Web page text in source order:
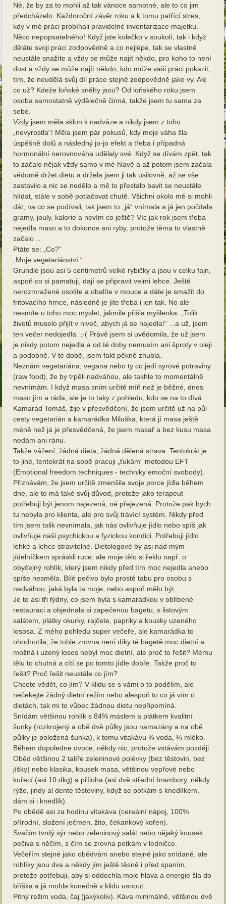
Né, že by za to mohli až tak vánoce samotné, ale to co jim
předcházelo. Každoroční závěr roku a k tomu patřící stres,
kdy v mé práci probíhali pravidelné inventarizace majetku.
Něco nepopsatelného! Když jste kolečko v soukolí, tak i když
děláte svoji práci zodpovědně a co nejlépe, tak se vlastně
neustále snažíte a vždy se může najít někdo, pro koho to není
dost a vždy se může najít někdo, kdo může vaši práci pokazit,
tím, že neudělá svůj díl práce stejně zodpovědně jako vy. Ale
co už? Kdeže loňské sněhy jsou? Od loňského roku jsem
osoba samostatně výdělečně činná, takže jsem tu sama za
sebe.
Vždy jsem měla sklon k nadváze a nikdy jsem z toho
„nevyrostla“! Měla jsem pár pokusů, kdy moje váha šla
úspěšně dolů a následný jo-jo efekt a třeba i případná
hormonální nerovnováha udělaly své. Když se dívám zpět, tak
to začalo nějak vždy samo v mé hlavě a až potom jsem začala
vědomě držet dietu a držela jsem ji tak usilovně, až se vše
zastavilo a nic se nedělo a mě to přestalo bavit se neustále
hlídat, stále v sobě potlačovat chutě. Všichni okolo mě si mohli
dát, na co se podívali, tak jsem to „já“ vnímala a já jen počítala
gramy, jouly, kalorie a nevím co ještě? Víc jak rok jsem třeba
nejedla maso a to dokonce ani ryby, protože těma to vlastně
začalo…
Ptáte se: „Co?“
„Moje vegetariánství.“
Grundle jsou asi 5 centimetrů velké rybičky a jsou v celku fajn,
aspoň co si pamatuji, dají se připravit velmi lehce. Ještě
nerozmražené osolíte a obalíte v mouce a dáte je smažit do
fritovacího hrnce, následně je jíte třeba i jen tak. No ale
nesmíte u toho moc myslet, jakmile přišla myšlenka: „Tolik
životů muselo přijít v niveč, abych já se najedla!“ ...a už, jsem
ten večer nedojedla. ;-( Právě jsem si uvědomila, že už jsem
je nikdy potom nejedla a od té doby nemusím ani šproty v oleji
a podobně. V té době, jsem fakt pěkně zhubla.
Neznám vegetariána, vegana nebo ty co jedí syrové potraviny
(raw food), že by trpěli nadváhou, ale takhle to momentálně
nevnímám. I když masa sním určitě míň než je běžné, dnes
maso jím a ráda, ale je to taky z pohledu, kdo se na to dívá.
Kamarád Tomáš, žije v přesvědčení, že jsem určitě už na půl
cesty vegetarián a kamarádka Miluška, která jí masa ještě
méně než já je přesvědčená, že jsem masař a bez kusu masa
nedám ani ránu.
Takže vážení, žádná dieta, žádná dělená strava. Tentokrát je
to jiné, tentokrát na sobě pracuji „ťukám“ metodou EFT
(Emotional freedom techniques - techniky emoční svobody).
Přiznávám, že jsem určitě zmenšila svoje porce jídla během
dne, ale to má také svůj důvod, protože jako terapeut
potřebuji být jenom najezená, né přejezená. Protože pak bych
tu nebyla pro klienta, ale pro svůj trávící systém. Nikdy před
tím jsem tolik nevnímala, jak nás ovlivňuje jídlo nebo spíš jak
ovlivňuje naši psychickou a fyzickou kondici. Potřebuji jídlo
lehké a lehce stravitelné. Dietologové by asi nad mým
jídelníčkem spráskli ruce, ale moje tělo si řeklo např. o
obyčejný rohlík, který jsem nikdy před tím moc nejedla anebo
spíše nesměla. Bílé pečivo bylo prostě tabu pro osobu s
nadváhou, jaká byla ta moje, nebo aspoň mělo být.
Je to asi tři týdny, co jsem byla s kamarádkou v oblíbené
restauraci a objednala si zapečenou bagetu, s listovým
salátem, plátky okurky, rajčete, papriky a kousky uzeného
lososa. Z mého pohledu super večeře, ale kamarádka to
ohodnotila, že tohle zrovna není díky té bagetě moc dietní a
možná i uzený losos nebyl moc dietní, ale proč to řešit? Mému
tělu to chutná a cítí se po tomto jídle dobře. Takže proč to
řešit? Proč řešit neustále co jím?
Chcete vědět, co jím? V klidu se s vámi o to podělím, ale
nečekejte žádný dietní režim nebo alespoň to co já vím o
dietách, tak mi to vůbec žádnou dietu nepřipomíná.
Snídám většinou rohlík s 84% máslem a plátkem kvalitní
šunky (rozkrojený a obě dvě půlky jsou namazány a na obě
půlky je položená šunka), k tomu vitakávu ¾ voda, ¼ mléko.
Během dopoledne ovoce, někdy nic, protože vstávám později.
Oběd většinou 2 talíře zeleninové polévky (bez těstovin, bez
jíšky) nebo klasika, kousek masa, většinou vepřové nebo
kuřecí (asi 10 dkg) a příloha (asi dvě střední brambory, někdy
rýže, jindy al dente těstoviny, když se potkám s knedlíkem,
dám si i knedlík).
Po obědě asi za hodinu vitakáva (cereální nápoj, 100%
přírodní, složení ječmen, žito, čekankový kořen)
Svačím tvrdý sýr nebo zeleninový salát nebo nějaký kousek
pečiva s něčím, s čím se zrovna potkám v ledničce.
Večeřím stejné jako obědvám anebo stejné jako snídaně, ale
rohlíky jsou dva a někdy jím ještě těsně i před spaním,
protože potřebuji, aby si oddechla moje hlava a energie šla do
bříška a já mohla konečně v klidu usnout.
Pitný režim voda, čaj (jakýkoliv). Káva minimálně, většinou dvě